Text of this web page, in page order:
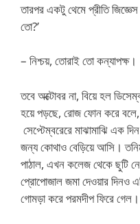
তারপর একটু থেমে প্রীতি
তো?’
– নিশ্চয়, তোরাই তো কন্যাপক্ষ।
তবে অক্টোবর না, বিয়ে হল
হয়ে পড়ছে, রোজ ফোন করে বলে,
সেপ্টেম্বরেরে মাঝামাঝি এক
জন্য কোথাও বেড়িয়ে আসি।
পাঠাল, এখন কলেজ থেকে ছুটি
প্রোপোজাল জমা দেওয়ার দিনও
গোমড়া করে পরমদীপ ফিরে গেল।